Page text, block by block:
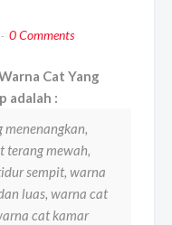
0 Comments
Cat Yang
adalah :
terang mewah,
sempit, warna
luas, warna cat
cat kamar